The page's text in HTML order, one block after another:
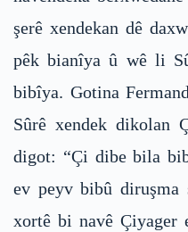
şerê xendekan dê
pêk bianîya û wê li
bibîya. Gotina
Sûrê xendek dikolan
digot: “Çi dibe bila
ev peyv bibû diruşma
xortê bi navê Çiyager